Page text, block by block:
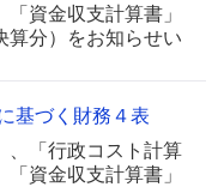
資金収支計算書」
算分）をお知らせい
基づく財務４表
、「行政コスト計算
資金収支計算書」